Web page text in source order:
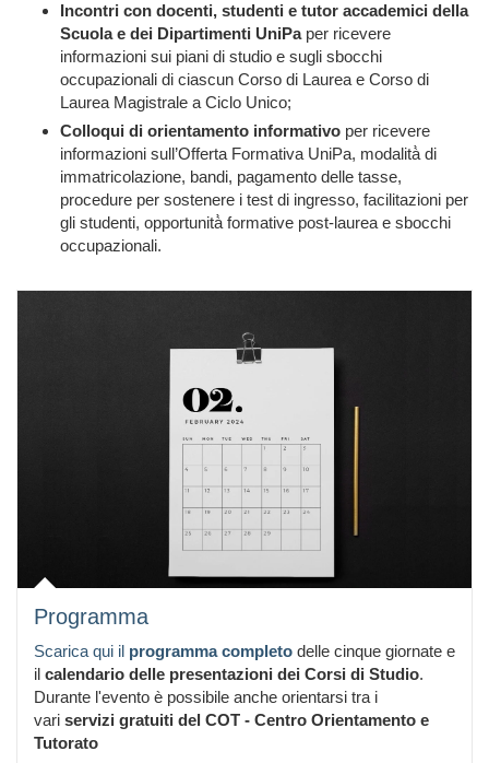
Incontri con docenti, studenti e tutor accademici della
Scuola e dei Dipartimenti UniPaper ricevere
informazioni sui piani di studio e sugli sbocchi
occupazionali di ciascun Corso di Laurea e Corso di
Laurea Magistrale a Ciclo Unico;
Colloqui di orientamento informativo per ricevere
informazioni sull’Offerta Formativa UniPa, modalità̀ di
immatricolazione, bandi, pagamento delle tasse,
procedure per sostenere i test di ingresso, facilitazioni per
gli studenti, opportunità̀ formative post-laurea e sbocchi
occupazionali.
Programma
Scarica qui il programma completo delle cinque giornate e
il calendario delle presentazioni dei Corsi di Studio.
Durante l'evento è possibile anche orientarsi tra i
vari servizi gratuiti del COT - Centro Orientamento e
Tutorato